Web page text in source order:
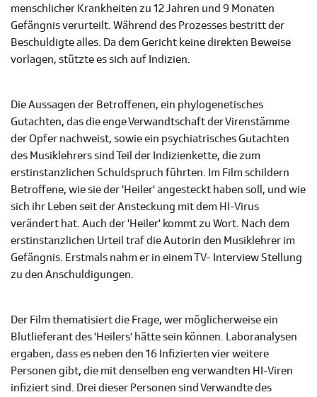
menschlicher Krankheiten zu 12 Jahren und 9 Monaten
Gefängnis verurteilt. Während des Prozesses bestritt der
Beschuldigte alles. Da dem Gericht keine direkten Beweise
vorlagen, stützte es sich auf Indizien.
Die Aussagen der Betroffenen, ein phylogenetisches
Gutachten, das die enge Verwandtschaft der Virenstämme
der Opfer nachweist, sowie ein psychiatrisches Gutachten
des Musiklehrers sind Teil der Indizienkette, die zum
erstinstanzlichen Schuldspruch führten. Im Film schildern
Betroffene, wie sie der 'Heiler' angesteckt haben soll, und wie
sich ihr Leben seit der Ansteckung mit dem HI-Virus
verändert hat. Auch der 'Heiler' kommt zu Wort. Nach dem
erstinstanzlichen Urteil traf die Autorin den Musiklehrer im
Gefängnis. Erstmals nahm er in einem TV- Interview Stellung
zu den Anschuldigungen.
Der Film thematisiert die Frage, wer möglicherweise ein
Blutlieferant des 'Heilers' hätte sein können. Laboranalysen
ergaben, dass es neben den 16 Infizierten vier weitere
Personen gibt, die mit denselben eng verwandten HI-Viren
infiziert sind. Drei dieser Personen sind Verwandte des